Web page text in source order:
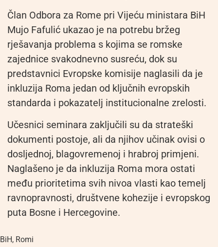
Član Odbora za Rome pri Vijeću ministara BiH
Mujo Fafulić ukazao je na potrebu bržeg
rješavanja problema s kojima se romske
zajednice svakodnevno susreću, dok su
predstavnici Evropske komisije naglasili da je
inkluzija Roma jedan od ključnih evropskih
standarda i pokazatelj institucionalne zrelosti.
Učesnici seminara zaključili su da strateški
dokumenti postoje, ali da njihov učinak ovisi o
dosljednoj, blagovremenoj i hrabroj primjeni.
Naglašeno je da inkluzija Roma mora ostati
među prioritetima svih nivoa vlasti kao temelj
ravnopravnosti, društvene kohezije i evropskog
puta Bosne i Hercegovine.
BiH, Romi